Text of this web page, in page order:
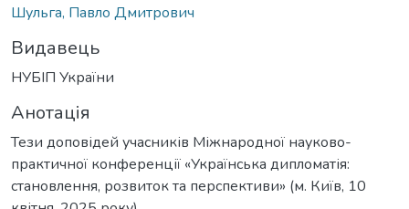
Шульга, Павло Дмитрович
Видавець
НУБІП України
Анотація
Тези доповідей учасників Міжнародної науково-
практичної конференції «Українська дипломатія:
становлення, розвиток та перспективи» (м. Київ, 10